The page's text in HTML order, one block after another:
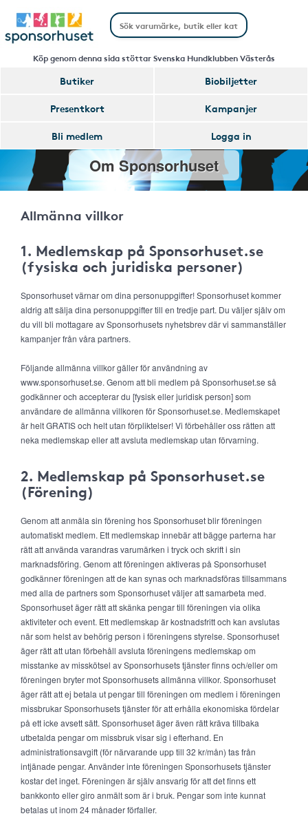
Köp genom denna sida stöttar Svenska Hundklubben Västerås
Butiker
Biobiljetter
Presentkort
Kampanjer
Bli medlem
Logga in
Om Sponsorhuset
Allmänna villkor
1. Medlemskap på Sponsorhuset.se
(fysiska och juridiska personer)
Sponsorhuset värnar om dina personuppgifter! Sponsorhuset kommer
aldrig att sälja dina personuppgifter till en tredje part. Du väljer själv om
du vill bli mottagare av Sponsorhusets nyhetsbrev där vi sammanställer
kampanjer från våra partners.
Följande allmänna villkor gäller för användning av
www.sponsorhuset.se. Genom att bli medlem på Sponsorhuset.se så
godkänner och accepterar du [fysisk eller juridisk person] som
användare de allmänna villkoren för Sponsorhuset.se. Medlemskapet
är helt GRATIS och helt utan förpliktelser! Vi förbehåller oss rätten att
neka medlemskap eller att avsluta medlemskap utan förvarning.
2. Medlemskap på Sponsorhuset.se
(Förening)
Genom att anmäla sin förening hos Sponsorhuset blir föreningen
automatiskt medlem. Ett medlemskap innebär att bägge parterna har
rätt att använda varandras varumärken i tryck och skrift i sin
marknadsföring. Genom att föreningen aktiveras på Sponsorhuset
godkänner föreningen att de kan synas och marknadsföras tillsammans
med alla de partners som Sponsorhuset väljer att samarbeta med.
Sponsorhuset äger rätt att skänka pengar till föreningen via olika
aktiviteter och event. Ett medlemskap är kostnadsfritt och kan avslutas
när som helst av behörig person i föreningens styrelse. Sponsorhuset
äger rätt att utan förbehåll avsluta föreningens medlemskap om
misstanke av misskötsel av Sponsorhusets tjänster finns och/eller om
föreningen bryter mot Sponsorhusets allmänna villkor. Sponsorhuset
äger rätt att ej betala ut pengar till föreningen om medlem i föreningen
missbrukar Sponsorhusets tjänster för att erhålla ekonomiska fördelar
på ett icke avsett sätt. Sponsorhuset äger även rätt kräva tillbaka
utbetalda pengar om missbruk visar sig i efterhand. En
administrationsavgift (för närvarande upp till 32 kr/mån) tas från
intjänade pengar. Använder inte föreningen Sponsorhusets tjänster
kostar det inget. Föreningen är själv ansvarig för att det finns ett
bankkonto eller giro anmält som är i bruk. Pengar som inte kunnat
betalas ut inom 24 månader förfaller.